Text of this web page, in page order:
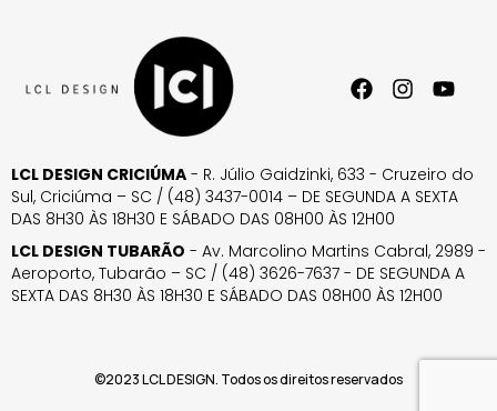
LCL DESIGN CRICIÚMA - R. Júlio Gaidzinki, 633 - Cruzeiro do
Sul, Criciúma – SC / (48) 3437-0014 – DE SEGUNDA A SEXTA
DAS 8H30 ÀS 18H30 E SÁBADO DAS 08H00 ÀS 12H00
LCL DESIGN TUBARÃO - Av. Marcolino Martins Cabral, 2989 -
Aeroporto, Tubarão – SC / (48) 3626-7637 - DE SEGUNDA A
SEXTA DAS 8H30 ÀS 18H30 E SÁBADO DAS 08H00 ÀS 12H00
©2023 LCL DESIGN. Todos os direitos reservados